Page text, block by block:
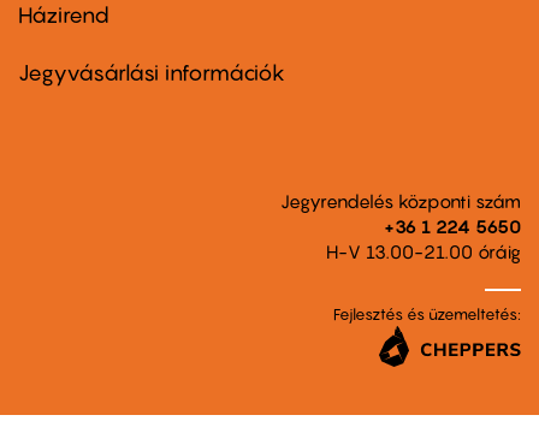
Footer
second
Házirend
Jegyvásárlási információk
Jegyrendelés központi szám
+36 1 224 5650
H-V 13.00-21.00 óráig
Fejlesztés és üzemeltetés: